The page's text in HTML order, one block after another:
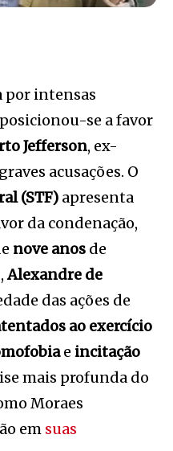
por intensas
posicionou-se a favor
Jefferson, ex-
acusações. O
(STF) apresenta
da condenação,
nove anos de
Alexandre de
das ações de
ao exercício
e incitação
mais profunda do
Moraes
em suas